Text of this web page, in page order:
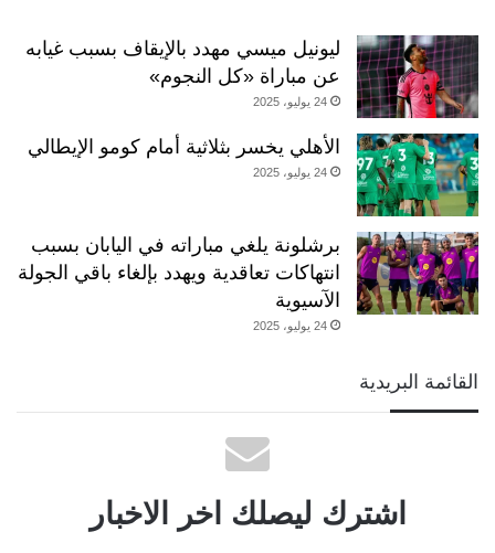
ليونيل ميسي مهدد بالإيقاف بسبب غيابه
عن مباراة «كل النجوم»
24 يوليو، 2025
الأهلي يخسر بثلاثية أمام كومو الإيطالي
24 يوليو، 2025
برشلونة يلغي مباراته في اليابان بسبب
انتهاكات تعاقدية ويهدد بإلغاء باقي الجولة
الآسيوية
24 يوليو، 2025
القائمة البريدية
اشترك ليصلك اخر الاخبار